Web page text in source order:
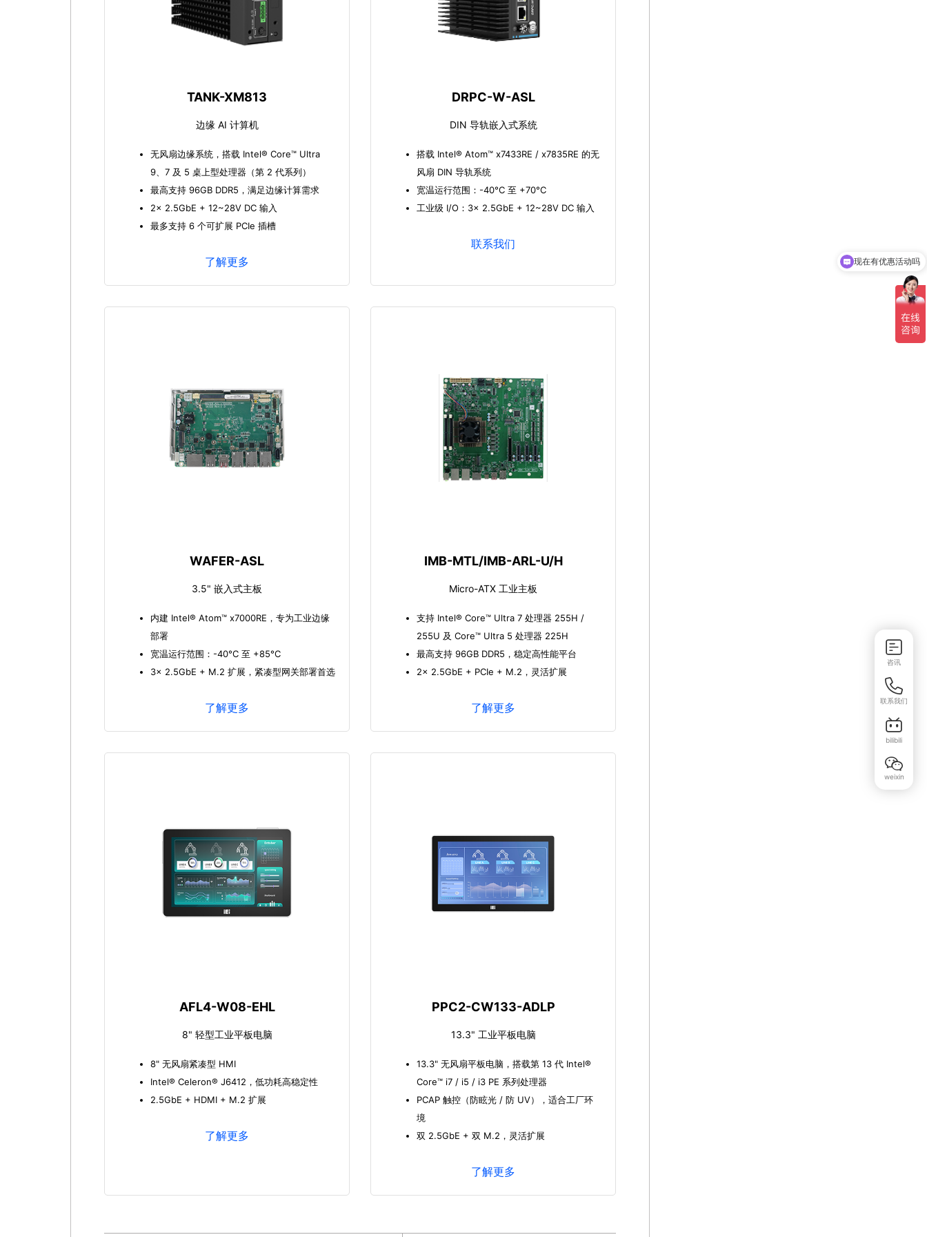
TANK-XM813
边缘 AI 计算机
无风扇边缘系统，搭载 Intel® Core™ Ultra
9、7 及 5 桌上型处理器（第 2 代系列）
最高支持 96GB DDR5，满足边缘计算需求
2x 2.5GbE + 12~28V DC 输入
最多支持 6 个可扩展 PCIe 插槽
了解更多
DRPC-W-ASL
DIN 导轨嵌入式系统
搭载 Intel® Atom™ x7433RE / x7835RE 的无
风扇 DIN 导轨系统
宽温运行范围：-40°C 至 +70°C
工业级 I/O：3x 2.5GbE + 12~28V DC 输入
联系我们
WAFER-ASL
3.5" 嵌入式主板
内建 Intel® Atom™ x7000RE，专为工业边缘
部署
宽温运行范围：-40°C 至 +85°C
3x 2.5GbE + M.2 扩展，紧凑型网关部署首选
了解更多
IMB-MTL/IMB-ARL-U/H
Micro-ATX 工业主板
支持 Intel® Core™ Ultra 7 处理器 255H /
255U 及 Core™ Ultra 5 处理器 225H
最高支持 96GB DDR5，稳定高性能平台
2x 2.5GbE + PCIe + M.2，灵活扩展
了解更多
AFL4-W08-EHL
8" 轻型工业平板电脑
8" 无风扇紧凑型 HMI
Intel® Celeron® J6412，低功耗高稳定性
2.5GbE + HDMI + M.2 扩展
了解更多
PPC2-CW133-ADLP
13.3" 工业平板电脑
13.3" 无风扇平板电脑，搭载第 13 代 Intel®
Core™ i7 / i5 / i3 PE 系列处理器
PCAP 触控（防眩光 / 防 UV），适合工厂环
境
双 2.5GbE + 双 M.2，灵活扩展
了解更多
咨讯
联系我们
bilibili
weixin
可以介绍下你们的产品么